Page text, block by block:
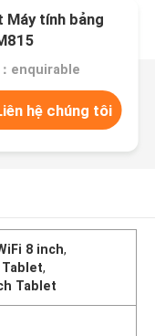
Máy tính bảng
enquirable
hệ chúng tôi
8 inch,
Tablet,
Tablet